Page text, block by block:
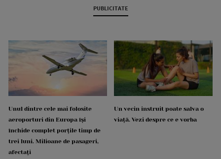
PUBLICITATE
Unul dintre cele mai folosite
aeroporturi din Europa își
închide complet porțile timp de
trei luni. Milioane de pasageri,
afectați
Un vecin instruit poate salva o
viață. Vezi despre ce e vorba